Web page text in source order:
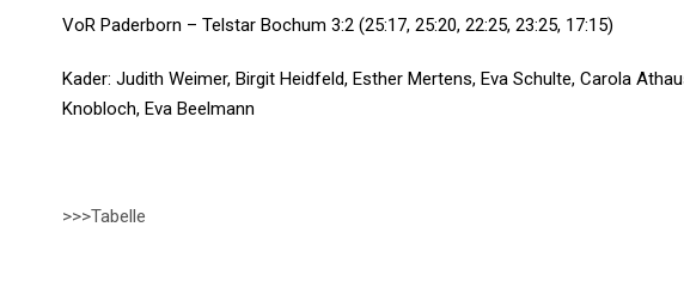
VoR Paderborn – Telstar Bochum 3:2 (25:17, 25:20, 22:25, 23:25, 17:15)
Kader: Judith Weimer, Birgit Heidfeld, Esther Mertens, Eva Schulte, Carola
Knobloch, Eva Beelmann
>>>Tabelle